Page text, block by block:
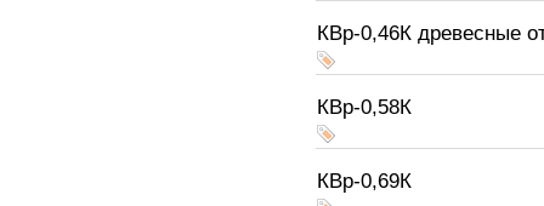
КВр-0,46К древесные
КВр-0,58К
КВр-0,69К